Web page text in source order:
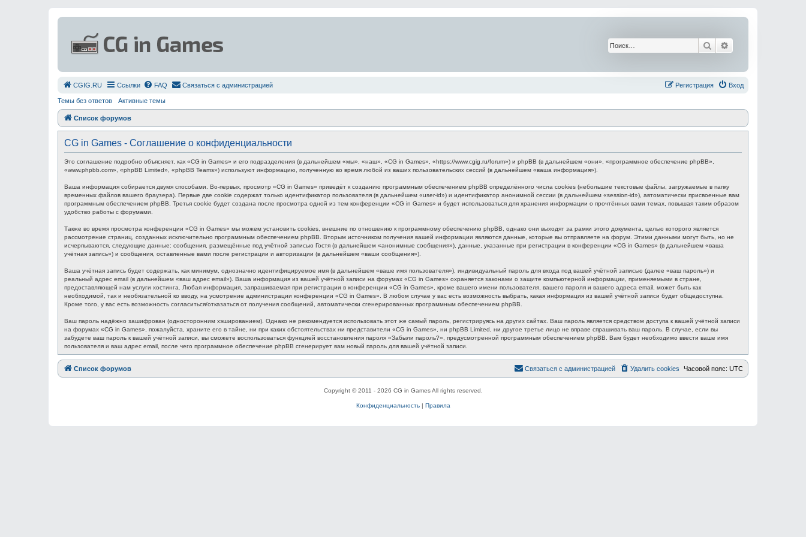
Поиск
СGIG.RU Ссылки FAQ Связаться с администрацией Вход
Регистрация
Темы без ответов Активные темы
Список форумов
CG in Games - Соглашение о конфиденциальности
Это соглашение подробно объясняет, как «CG in Games» и его подразделения (в дальнейшем «мы», «наш», «CG in Games», «https://www.cgig.ru/forum») и phpBB (в дальнейшем «они», «программное обеспечение phpBB»,
«www.phpbb.com», «phpBB Limited», «phpBB Teams») используют информацию, полученную во время любой из ваших пользовательских сессий (в дальнейшем «ваша информация»).
Ваша информация собирается двумя способами. Во-первых, просмотр «CG in Games» приведёт к созданию программным обеспечением phpBB определённого числа cookies (небольшие текстовые файлы, загружаемые в папку
временных файлов вашего браузера). Первые две cookie содержат только идентификатор пользователя (в дальнейшем «user-id») и идентификатор анонимной сессии (в дальнейшем «session-id»), автоматически присвоенные вам
программным обеспечением phpBB. Третья cookie будет создана после просмотра одной из тем конференции «CG in Games» и будет использоваться для хранения информации о прочтённых вами темах, повышая таким образом
удобство работы с форумами.
Также во время просмотра конференции «CG in Games» мы можем установить cookies, внешние по отношению к программному обеспечению phpBB, однако они выходят за рамки этого документа, целью которого является
рассмотрение страниц, созданных исключительно программным обеспечением phpBB. Вторым источником получения вашей информации являются данные, которые вы отправляете на форум. Этими данными могут быть, но не
исчерпываются, следующие данные: сообщения, размещённые под учётной записью Гостя (в дальнейшем «анонимные сообщения»), данные, указанные при регистрации в конференции «CG in Games» (в дальнейшем «ваша
учётная запись») и сообщения, оставленные вами после регистрации и авторизации (в дальнейшем «ваши сообщения»).
Ваша учётная запись будет содержать, как минимум, однозначно идентифицируемое имя (в дальнейшем «ваше имя пользователя»), индивидуальный пароль для входа под вашей учётной записью (далее «ваш пароль») и
реальный адрес email (в дальнейшем «ваш адрес email»). Ваша информация из вашей учётной записи на форумах «CG in Games» охраняется законами о защите компьютерной информации, применяемыми в стране,
предоставляющей нам услуги хостинга. Любая информация, запрашиваемая при регистрации в конференции «CG in Games», кроме вашего имени пользователя, вашего пароля и вашего адреса email, может быть как
необходимой, так и необязательной ко вводу, на усмотрение администрации конференции «CG in Games». В любом случае у вас есть возможность выбрать, какая информация из вашей учётной записи будет общедоступна.
Кроме того, у вас есть возможность согласиться/отказаться от получения сообщений, автоматически сгенерированных программным обеспечением phpBB.
Ваш пароль надёжно зашифрован (односторонним хэшированием). Однако не рекомендуется использовать этот же самый пароль, регистрируясь на других сайтах. Ваш пароль является средством доступа к вашей учётной записи
на форумах «CG in Games», пожалуйста, храните его в тайне, ни при каких обстоятельствах ни представители «CG in Games», ни phpBB Limited, ни другое третье лицо не вправе спрашивать ваш пароль. В случае, если вы
забудете ваш пароль к вашей учётной записи, вы сможете воспользоваться функцией восстановления пароля «Забыли пароль?», предусмотренной программным обеспечением phpBB. Вам будет необходимо ввести ваше имя
пользователя и ваш адрес email, после чего программное обеспечение phpBB сгенерирует вам новый пароль для вашей учётной записи.
Список форумов Часовой пояс: UTC
Удалить cookies
Связаться с администрацией
Copyright © 2011 - 2026 CG in Games All rights reserved.
Конфиденциальность| Правила